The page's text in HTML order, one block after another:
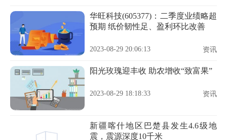
华旺科技(605377)：二季度业绩略超
预期 纸价韧性足、盈利环比改善
2023-08-29 20:06:13 资讯
阳光玫瑰迎丰收 助农增收“致富果”
2023-08-29 18:18:33 资讯
新疆喀什地区巴楚县发生4.6级地
震，震源深度10千米